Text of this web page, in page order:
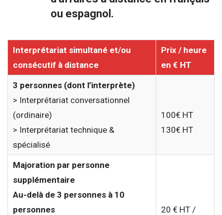
ou espagnol.
Interprétariat simultané et/ou
consécutif à distance
Prix / heure
en € HT
3 personnes (dont l’interprète)
> Interprétariat conversationnel
(ordinaire)
> Interprétariat technique &
spécialisé
100€ HT
130€ HT
Majoration par personne
supplémentaire
Au-delà de 3 personnes à 10
personnes
20 € HT /